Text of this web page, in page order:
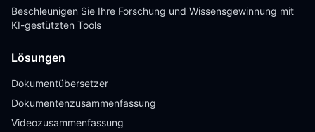
Beschleunigen Sie Ihre Forschung und Wissensgewinnung mit
KI-gestützten Tools
Lösungen
Dokumentübersetzer
Dokumentenzusammenfassung
Videozusammenfassung